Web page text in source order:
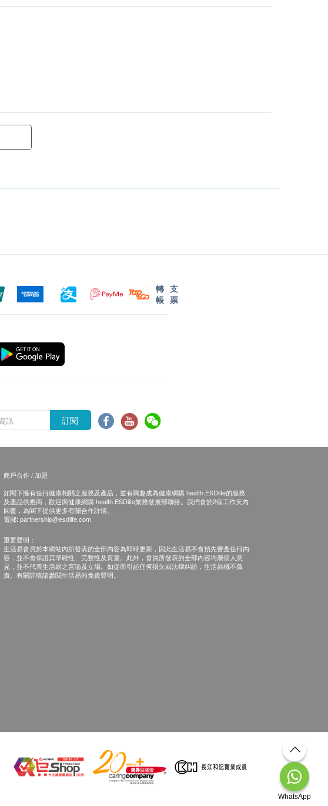
轉
帳
支
票
訂閱
商戶合作 / 加盟
如閣下擁有任何健康相關之服務及產品，並有興趣成為健康網購 health.ESDlife的服務
及產品供應商，歡迎與健康網購 health.ESDlife業務發展部聯絡。我們會於2個工作天內
回覆，為閣下提供更多有關合作詳情。
電郵: partnership@esdlife.com
重要聲明：
生活易會員於本網站內所發表的全部內容為即時更新，因此生活易不會預先審查任何內
容，並不會保證其準確性、完整性及質量。此外，會員所發表的全部內容均屬個人意
見，並不代表生活易之言論及立場。如從而引起任何損失或法律糾紛，生活易概不負
責。有關詳情請參閱生活易的免責聲明。
WhatsApp